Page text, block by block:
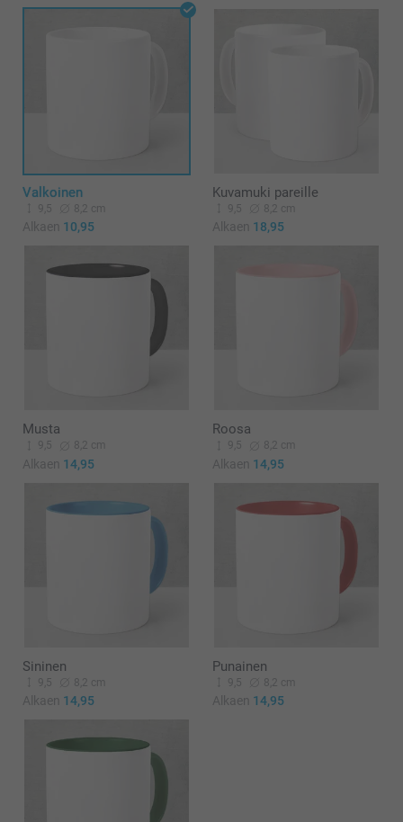
Valkoinen
9,5 8,2 cm
Alkaen 10,95
Kuvamuki pareille
9,5 8,2 cm
Alkaen 18,95
Musta
9,5 8,2 cm
Alkaen 14,95
Roosa
9,5 8,2 cm
Alkaen 14,95
Sininen
9,5 8,2 cm
Alkaen 14,95
Punainen
9,5 8,2 cm
Alkaen 14,95